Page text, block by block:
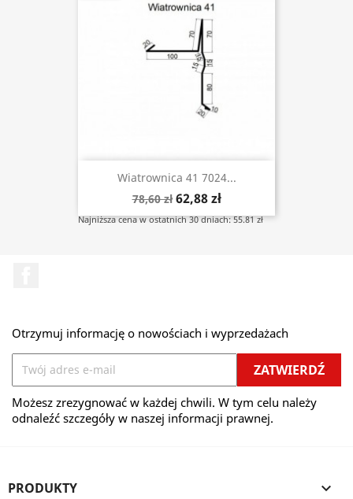
Wiatrownica 41 7024...
78,60 zł 62,88 zł
Najniższa cena w ostatnich 30 dniach: 55.81 zł
Otrzymuj informację o nowościach i wyprzedażach
Możesz zrezygnować w każdej chwili. W tym celu należy
odnaleźć szczegóły w naszej informacji prawnej.
PRODUKTY 